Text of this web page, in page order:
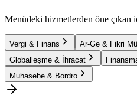
Menüdeki hizmetlerden öne çıkan
Vergi & Finans Ar-Ge & Fikri
Globalleşme & İhracat
Muhasebe & Bordro